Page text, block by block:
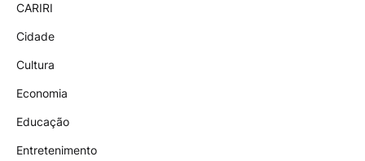
CARIRI
Cidade
Cultura
Economia
Educação
Entretenimento